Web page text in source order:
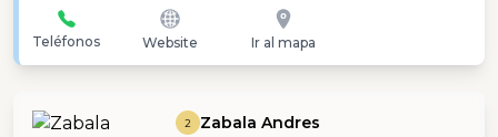
Teléfonos Website Ir al mapa
2 Zabala Andres